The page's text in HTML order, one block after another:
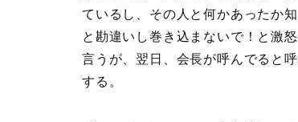
ているし、その人と何かあったか
と勘違いし巻き込まないで！と激
言うが、翌日、会長が呼んでると
する。